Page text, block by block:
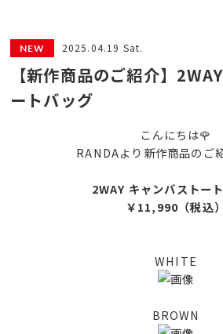
2025.04.19 Sat.
【新作商品のご紹介】
ートバッグ
こんにちは🌹
RANDAより新作商品のご
2WAY キャンバストー
￥11,990（税込）
WHITE
BROWN